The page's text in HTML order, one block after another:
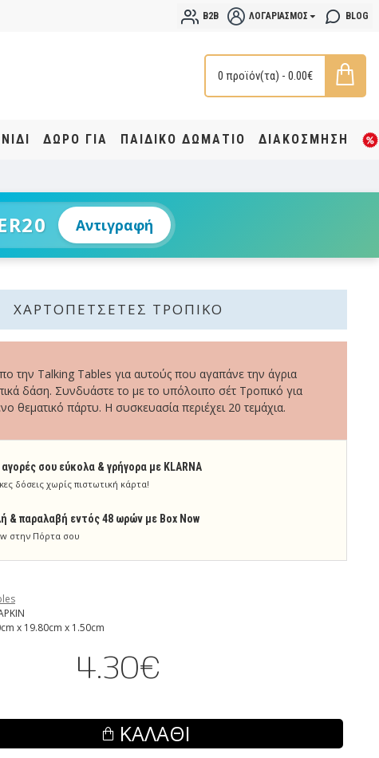
B2B ΛΟΓΑΡΙΑΣΜΌΣ BLOG
0 προϊόν(τα) - 0.00€
ΔΩΡΟ ΓΙΑ ΠΑΙΔΙΚΟ ΔΩΜΑΤΙΟ ΔΙΑΚΟΣΜΗΣΗ
Αντιγραφή
ΧΑΡΤΟΠΕΤΣΈΤΕΣ ΤΡΟΠΙΚΌ
αγορές σου εύκολα & γρήγορα με KLARNA
δόσεις χωρίς πιστωτική κάρτα!
& παραλαβή εντός 48 ωρών με Box Now
στην Πόρτα σου
την Talking Tables για αυτούς που αγαπάνε την άγρια
δάση. Συνδυάστε το με το υπόλοιπο σέτ Τροπικό για
θεματικό πάρτυ. Η συσκευασία περιέχει 20 τεμάχια.
x 19.80cm x 1.50cm
4.30€
ΚΑΛΆΘΙ